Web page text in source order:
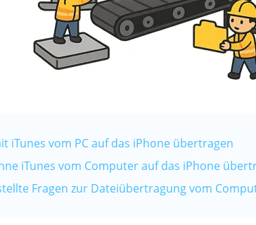
iTunes vom PC auf das iPhone übertragen
iTunes vom Computer auf das iPhone
Fragen zur Dateiübertragung vom